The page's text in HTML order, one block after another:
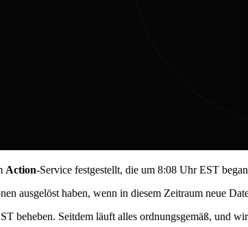
Action-Service festgestellt, die um 8:08 Uhr EST
ausgelöst haben, wenn in diesem Zeitraum neue
beheben. Seitdem läuft alles ordnungsgemäß, und